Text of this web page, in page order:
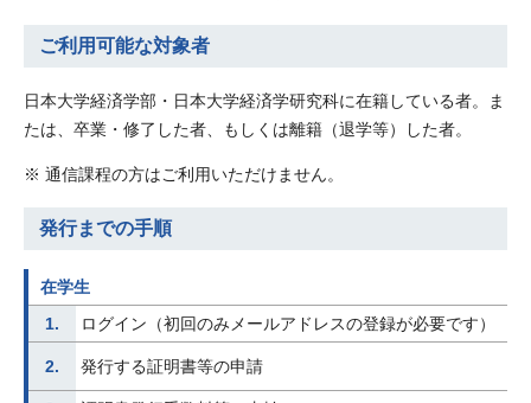
ご利用可能な対象者
日本大学経済学部・日本大学経済学研究科に在籍している者。ま
たは、卒業・修了した者、もしくは離籍（退学等）した者。
通信課程の方はご利用いただけません。
発行までの手順
在学生
1.
ログイン（初回のみメールアドレスの登録が必要です）
2. 発行する証明書等の申請